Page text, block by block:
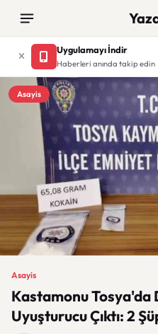
Uygulamayı İndir
Haberleri anında takip edin
Asayis
Asayis
Kastamonu
Uyuşturucu Çıktı: 2